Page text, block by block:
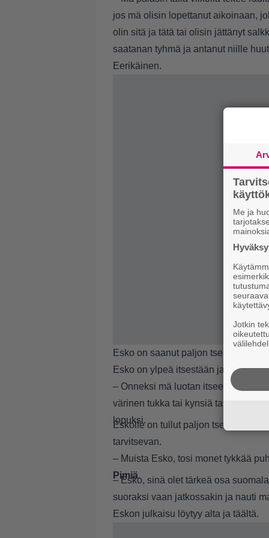
jos mä olisin lopettanut aikoinaan,
olin sitä ja tätä tai olisin jättänyt
saatanan tyhmä ja antanut niille
Eerikäinen.
Esko on saanut paljon
Esko on ylpeä itsestään ja hänellä
– Onneksi mä luotan itseeni ja
värinen tukka tai kynsiä tahansa,
lopuksi.
Eskolle on tullut paljon
tarvitsevan.
– Muista Esko, tosi monet tykkää
Pimiä.
– Esko, sinä olet tärkeä osa
suoraksi vaan jatkossakin ja nauti
Eskon julkaisu löytyy alta ja täältä.
Me ja
Jotkin